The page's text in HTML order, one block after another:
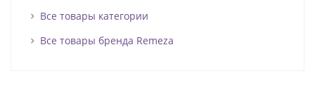
Все товары категории
Все товары бренда Remeza